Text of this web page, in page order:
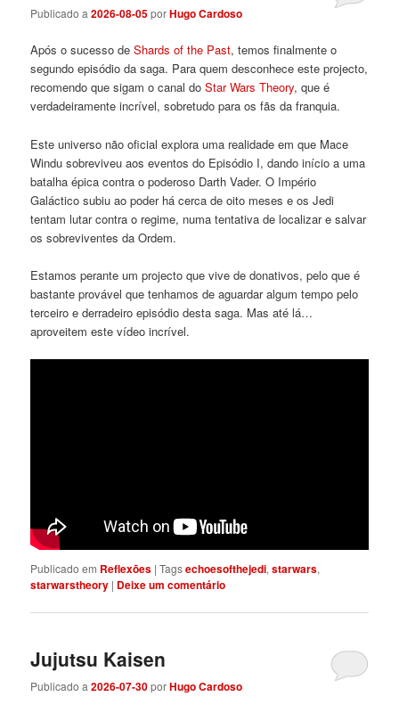
Publicado a2026-08-05porHugo Cardoso
Após o sucesso deShards of the Past, temos finalmente o
segundo episódio da saga. Para quem desconhece este projecto,
recomendo que sigam o canal doStar Wars Theory, que é
verdadeiramente incrível, sobretudo para os fãs da franquia.
Este universo não oficial explora uma realidade em que Mace
Windu sobreviveu aos eventos do Episódio I, dando início a uma
batalha épica contra o poderoso Darth Vader. O Império
Galáctico subiu ao poder há cerca de oito meses e os Jedi
tentam lutar contra o regime, numa tentativa de localizar e salvar
os sobreviventes da Ordem.
Estamos perante um projecto que vive de donativos, pelo que é
bastante provável que tenhamos de aguardar algum tempo pelo
terceiro e derradeiro episódio desta saga. Mas até lá…
aproveitem este vídeo incrível.
Publicado em Reflexões |Tagsechoesofthejedi,starwars,
starwarstheory | Deixe um comentário
Jujutsu Kaisen
Publicado a2026-07-30porHugo Cardoso